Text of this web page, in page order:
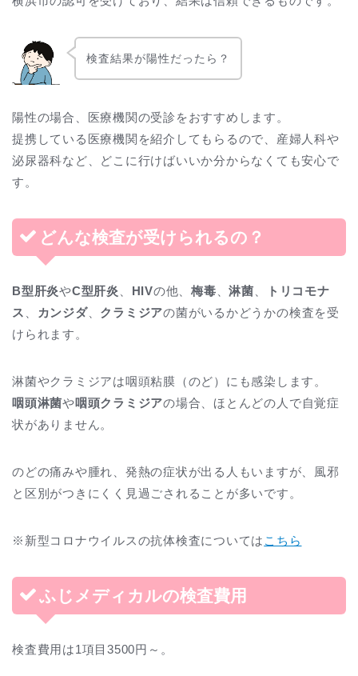
検査結果が陽性だったら？
陽性の場合、医療機関の受診をおすすめします。
提携している医療機関を紹介してもらるので、産婦人科や
泌尿器科など、どこに行けばいいか分からなくても安心で
す。
どんな検査が受けられるの？
B型肝炎やC型肝炎 HIVの他、梅毒 、淋菌
トリコモナ
ス
カンジダ、 クラミジアの菌がいるかどうかの検査を受
けられます。
淋菌やクラミジアは咽頭粘膜（のど）にも感染します。
咽頭淋菌や咽頭クラミジアの場合、ほとんどの人で自覚症
状がありません。
のどの痛みや腫れ、発熱の症状が出る人もいますが、風邪
と区別がつきにくく見過ごされることが多いです。
※新型コロナウイルスの抗体検査については こちら
ふじメディカルの検査費用
検査費用は1項目3500円～。